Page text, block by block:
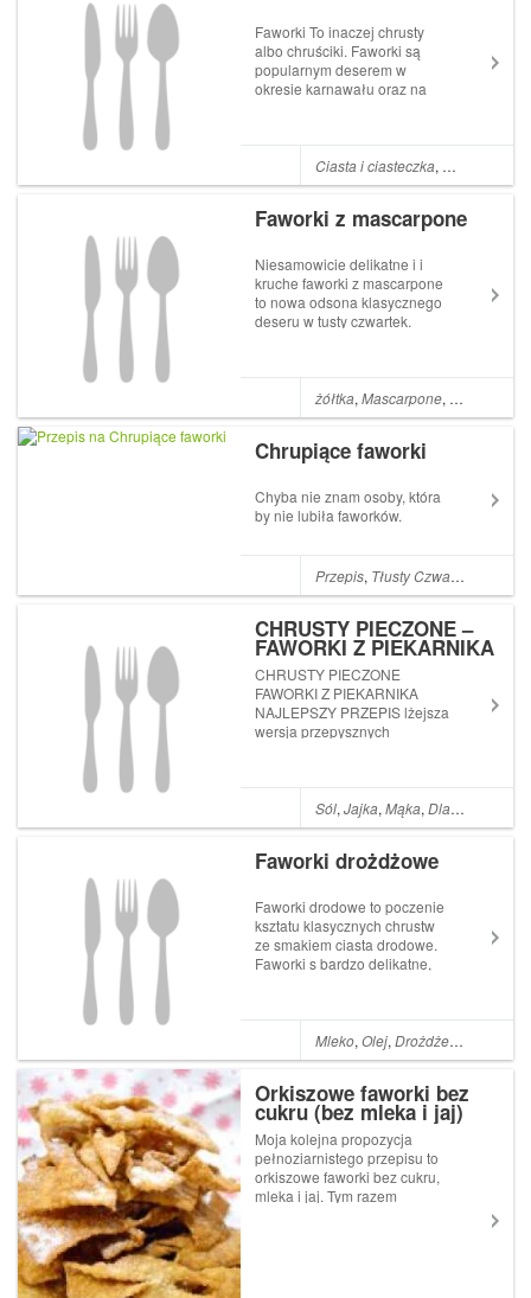
Faworki To inaczej chrusty
albo chruściki. Faworki są
popularnym deserem w
okresie karnawału oraz na
głębokim tłuszczu. Po
ostudzeniu faworki posypuje
Ciasta i ciasteczka, Desery
Faworki z mascarpone
Niesamowicie delikatne i i
kruche faworki z mascarpone
to nowa odsona klasycznego
deseru w tusty czwartek.
Love Bake.żółtka,Mascarpone, Tłusty
Chrupiące faworki
Chyba nie znam osoby, która
by nie lubiła faworków.
Przepis, Tłusty Czwartek
CHRUSTY PIECZONE –
FAWORKI Z PIEKARNIKA
– NAJLEPSZY PRZEPIS
CHRUSTY PIECZONE
FAWORKI Z PIEKARNIKA
NAJLEPSZY PRZEPIS lżejsza
wersja przepysznych
Sól,Jajka,Mąka,Dla dzieci
Faworki drożdżowe
Faworki drodowe to poczenie
ksztatu klasycznych chrustw
ze smakiem ciasta drodowe.
Faworki s bardzo delikatne,
Mleko,Olej,Drożdże,Tłusty
Orkiszowe faworki bez
cukru (bez mleka i jaj)
Moja kolejna propozycja
pełnoziarnistego przepisu to
orkiszowe faworki bez cukru,
mleka i jaj. Tym razem